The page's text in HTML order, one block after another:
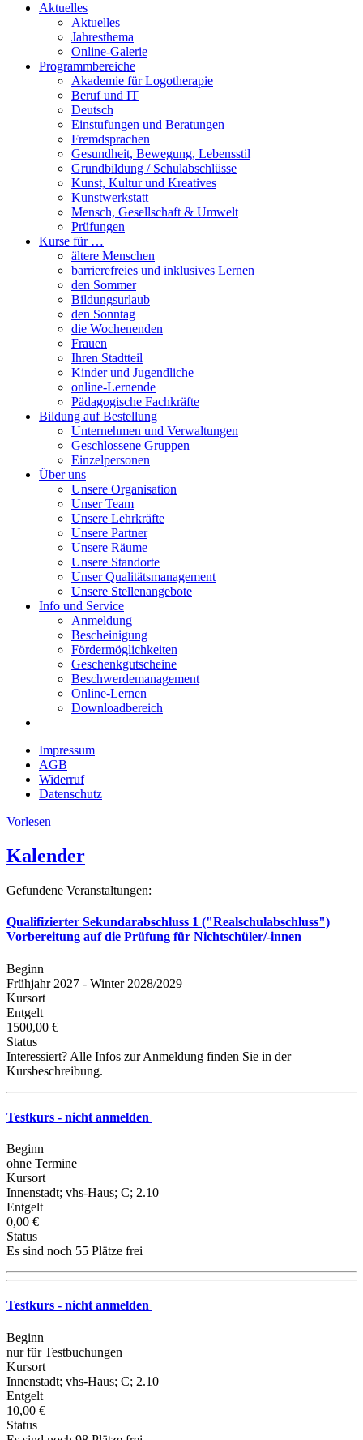
Aktuelles
Aktuelles
Jahresthema
Online-Galerie
Programmbereiche
Akademie für Logotherapie
Beruf und IT
Deutsch
Einstufungen und Beratungen
Fremdsprachen
Gesundheit, Bewegung, Lebensstil
Grundbildung / Schulabschlüsse
Kunst, Kultur und Kreatives
Kunstwerkstatt
Mensch, Gesellschaft & Umwelt
Prüfungen
Kurse für …
ältere Menschen
barrierefreies und inklusives Lernen
den Sommer
Bildungsurlaub
den Sonntag
die Wochenenden
Frauen
Ihren Stadtteil
Kinder und Jugendliche
online-Lernende
Pädagogische Fachkräfte
Bildung auf Bestellung
Unternehmen und Verwaltungen
Geschlossene Gruppen
Einzelpersonen
Über uns
Unsere Organisation
Unser Team
Unsere Lehrkräfte
Unsere Partner
Unsere Räume
Unsere Standorte
Unser Qualitätsmanagement
Unsere Stellenangebote
Info und Service
Anmeldung
Bescheinigung
Fördermöglichkeiten
Geschenkgutscheine
Beschwerdemanagement
Online-Lernen
Downloadbereich
Impressum
AGB
Widerruf
Datenschutz
Vorlesen
Kalender
Gefundene Veranstaltungen:
Qualifizierter Sekundarabschluss 1 ("Realschulabschluss")
Vorbereitung auf die Prüfung für Nichtschüler/-innen
Beginn
Frühjahr 2027 - Winter 2028/2029
Kursort
Entgelt
1500,00 €
Status
Interessiert? Alle Infos zur Anmeldung finden Sie in der
Kursbeschreibung.
Testkurs - nicht anmelden
Beginn
ohne Termine
Kursort
Innenstadt; vhs-Haus; C; 2.10
Entgelt
0,00 €
Status
Es sind noch 55 Plätze frei
Testkurs - nicht anmelden
Beginn
nur für Testbuchungen
Kursort
Innenstadt; vhs-Haus; C; 2.10
Entgelt
10,00 €
Status